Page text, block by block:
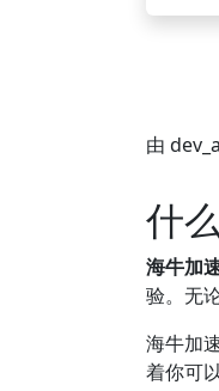
由
什
海牛加
验。无
海牛加
着你可